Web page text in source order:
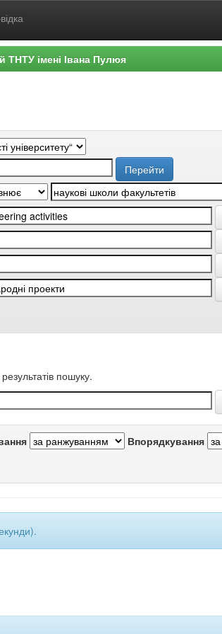
ТНТУ імені Івана Пулюя
пошуку.
Впорядкування